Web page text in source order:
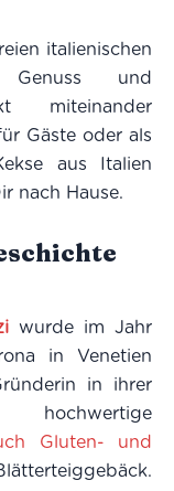
italienischen
und
miteinander
Gäste oder als
aus Italien
nach Hause.
wurde im Jahr
in Venetien
in ihrer
hochwertige
Gluten- und